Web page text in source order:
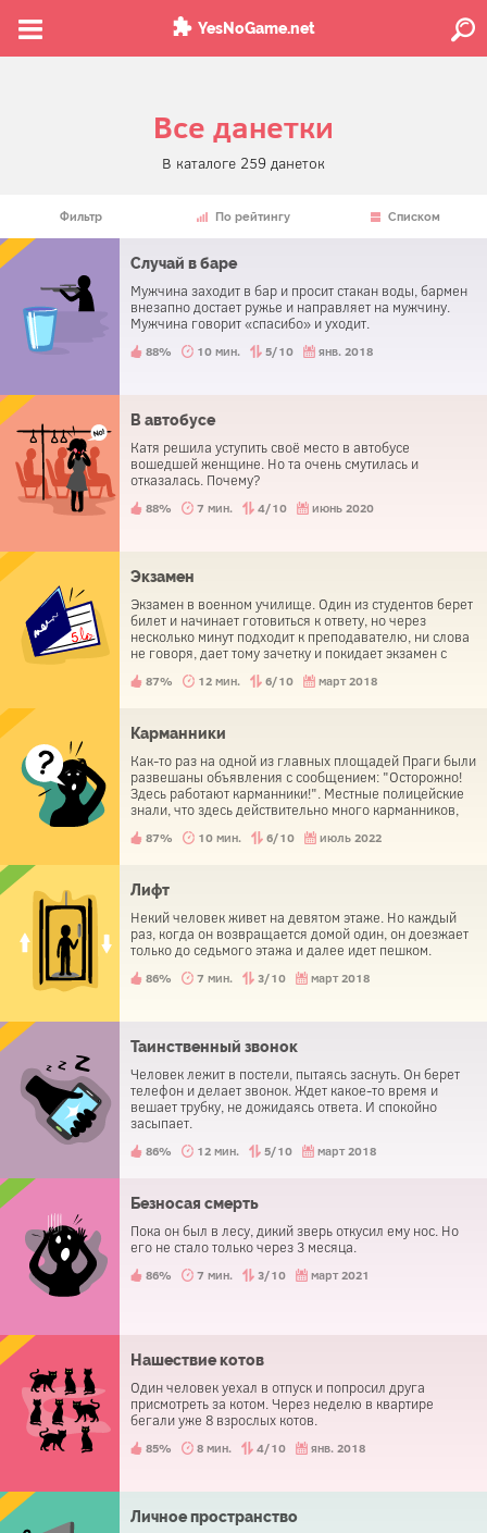
YesNoGame.net
Все данетки
В каталоге 259 данеток
Фильтр По рейтингу Списком
Случай в баре
Мужчина заходит в бар и просит стакан воды, бармен
внезапно достает ружье и направляет на мужчину.
Мужчина говорит «спасибо» и уходит.
88% 10 мин. 5/10 янв. 2018
В автобусе
Катя решила уступить своё место в автобусе
вошедшей женщине. Но та очень смутилась и
отказалась. Почему?
88% 7 мин. 4/10 июнь 2020
Экзамен
Экзамен в военном училище. Один из студентов берет
билет и начинает готовиться к ответу, но через
несколько минут подходит к преподавателю, ни слова
не говоря, дает тому зачетку и покидает экзамен с
87% 12 мин. 6/10 март 2018
Карманники
Как-то раз на одной из главных площадей Праги были
развешаны объявления с сообщением: "Осторожно!
Здесь работают карманники!". Местные полицейские
знали, что здесь действительно много карманников,
87% 10 мин. 6/10 июль 2022
Лифт
Некий человек живет на девятом этаже. Но каждый
раз, когда он возвращается домой один, он доезжает
только до седьмого этажа и далее идет пешком.
86% 7 мин. 3/10 март 2018
Таинственный звонок
Человек лежит в постели, пытаясь заснуть. Он берет
телефон и делает звонок. Ждет какое-то время и
вешает трубку, не дожидаясь ответа. И спокойно
засыпает.
86% 12 мин. 5/10 март 2018
Безносая смерть
Пока он был в лесу, дикий зверь откусил ему нос. Но
его не стало только через 3 месяца.
86% 7 мин. 3/10 март 2021
Нашествие котов
Один человек уехал в отпуск и попросил друга
присмотреть за котом. Через неделю в квартире
бегали уже 8 взрослых котов.
85% 8 мин. 4/10 янв. 2018
Личное пространство